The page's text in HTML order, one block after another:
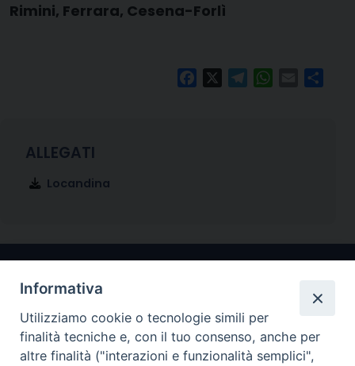
Rimini, Ferrara, Cesena-Forlì
FacebookTelegramWhatsApp
Email
Locandina
Informativa
Utilizziamo cookie o tecnologie simili per
finalità tecniche e, con il tuo consenso, anche per
altre finalità ("interazioni e funzionalità semplici",